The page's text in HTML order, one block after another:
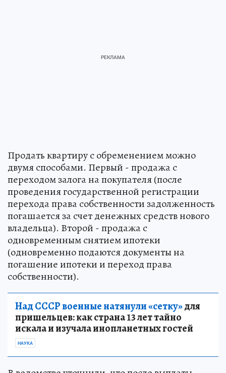
Продать квартиру с обременением можно
двумя способами. Первый - продажа с
переходом залога на покупателя (после
проведения государственной регистрации
перехода права собственности задолженность
погашается за счет денежных средств нового
владельца). Второй - продажа с
одновременным снятием ипотеки
(одновременно подаются документы на
погашение ипотеки и переход права
собственности).
Над СССР военные натянули «сетку»для
пришельцев: как страна 13 лет тайно
искала и изучала инопланетных гостей
НАУКА